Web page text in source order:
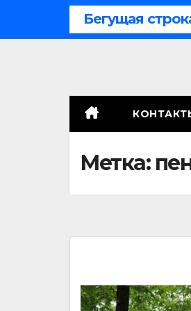
Бегущая
Система больше не монолитна
Метка: